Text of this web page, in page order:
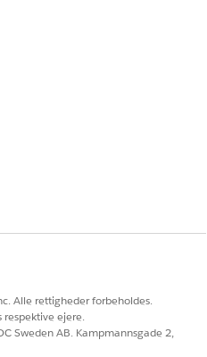
Alle rettigheder forbeholdes.
ejere.
Sweden AB. Kampmannsgade 2,